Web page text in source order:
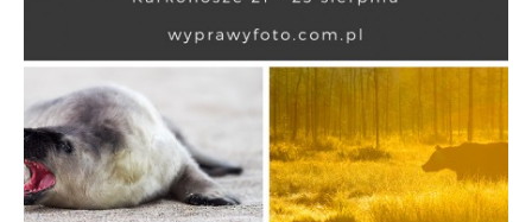
ZOBACZ